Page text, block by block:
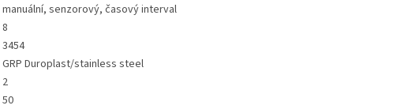
manuální, senzorový, časový interval
8
3454
GRP Duroplast/stainless steel
2
50